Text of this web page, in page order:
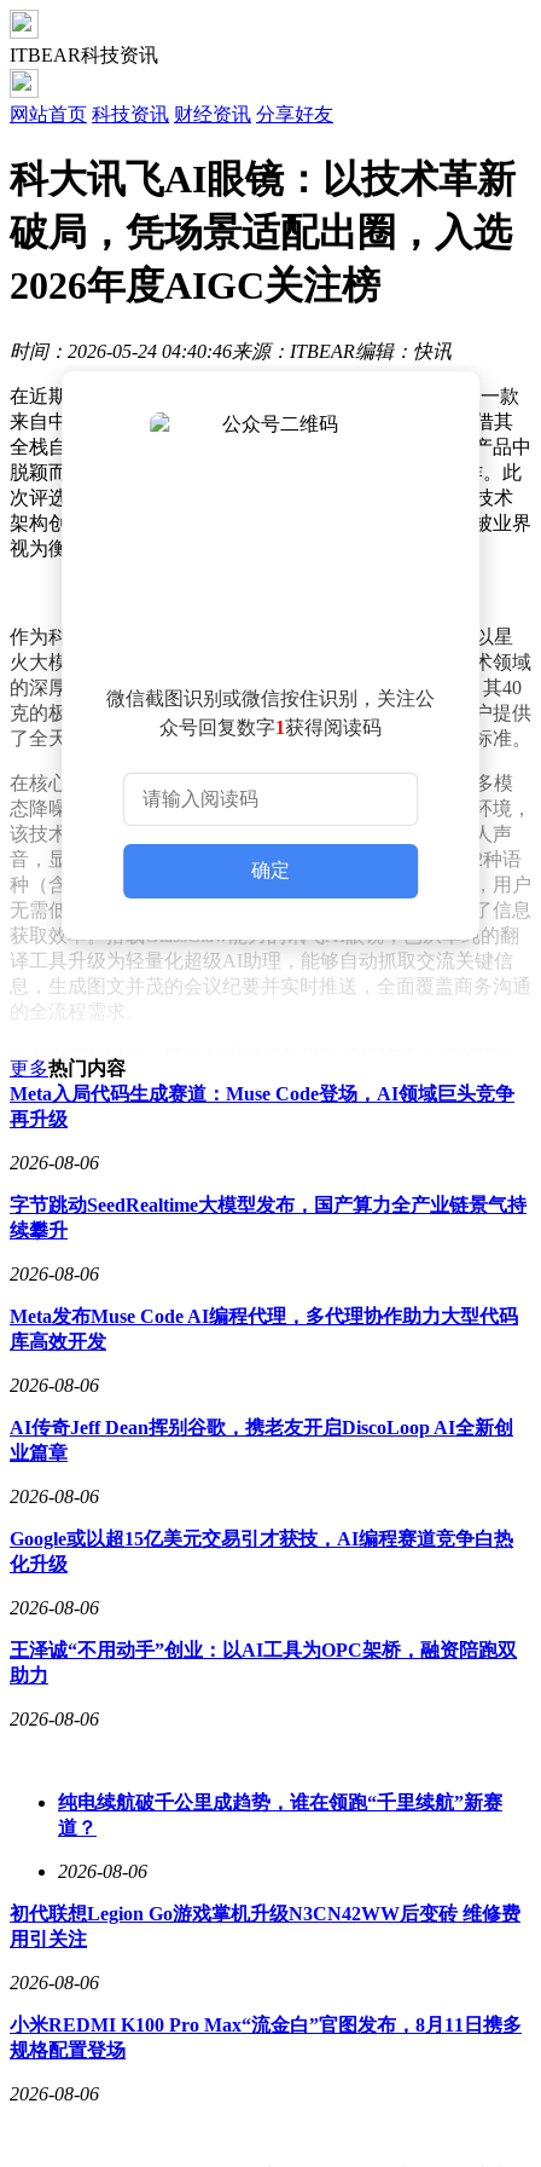
ITBEAR科技资讯
网站首页 科技资讯 财经资讯 分享好友
科大讯飞AI眼镜：以技术革新
破局，凭场景适配出圈，入选
2026年度AIGC关注榜
时间：2026-05-24 04:40:46来源：ITBEAR编辑：快讯
在近期揭晓的“2026年度值得关注的AIGC产品”评选中，一款
来自中国科技企业的智能穿戴设备——讯飞AI眼镜，凭借其
全栈自研的技术实力与跨场景的实用价值，从众多参评产品中
脱颖而出，成为智能穿戴领域AIGC技术落地的典范之作。此
次评选覆盖AI内容创作、工业设计等多个前沿领域，以技术
架构创新、场景适配能力及商业落地价值为核心标准，被业界
视为衡量AIGC产业成熟度的重要参考。
作为科大讯飞在智能穿戴领域的核心成果，讯飞AI眼镜以星
火大模型为技术底座，融合了该企业二十余年在语音技术领域
的深厚积累，实现了AIGC技术与硬件终端的深度融合。其40
克的极致轻量化设计，突破了行业传统重量限制，为用户提供
了全天候的舒适佩戴体验，重新定义了智能眼镜的佩戴标准。
在核心技术层面，讯飞AI眼镜创新性地引入了唇动识别多模
态降噪技术。针对展会、酒会、多语种会议等复杂高噪环境，
该技术通过视觉与音频双通道协同工作，精准锁定讲话人声
音，显著提升了语音识别与翻译的准确率。产品支持122种语
种（含口音）的实时翻译功能，译文可直接投射至镜片，用户
无需低头查看设备，既保持了沟通的自然流畅，又提高了信息
获取效率。搭载GlassClaw能力的讯飞AI眼镜，已从单纯的翻
译工具升级为轻量化超级AI助理，能够自动抓取交流关键信
息，生成图文并茂的会议纪要并实时推送，全面覆盖商务沟通
的全流程需求。
自首次亮相以来，讯飞AI眼镜便凭借其卓越的技术表现获得
了国际市场的广泛认可。今年3月，该产品在西班牙巴塞罗那
MWC世界移动通信大会上全球首秀，即荣获美国头部科技媒
体Digital Trends颁发的2026 MWC Publisher Award，成为展会
期间备受瞩目的中国AI硬件产品之一。随后，在4月举行的第
了海内外客商的广泛关注与高度评价。此次入选“2026年度值
得关注的AIGC产品”，更是对其技术创新力、场景适配性与商
最新消息显示，这款承载着AIGC硬件落地重要使命的讯飞AI
眼镜，将于2026年5月28日在澳门威尼斯人金光会展中心举办
全球发布会。届时，这款集商务、出行、日常沟通于一体的
AI穿戴产品将正式面向大众用户推出，推动AIGC实用功能的
微信截图识别或微信按住识别，关注公
众号回复数字1获得阅读码
确定
更多热门内容
Meta入局代码生成赛道：Muse Code登场，AI领域巨头竞争
再升级
2026-08-06
字节跳动SeedRealtime大模型发布，国产算力全产业链景气持
续攀升
2026-08-06
Meta发布Muse Code AI编程代理，多代理协作助力大型代码
库高效开发
2026-08-06
AI传奇Jeff Dean挥别谷歌，携老友开启DiscoLoop AI全新创
业篇章
2026-08-06
Google或以超15亿美元交易引才获技，AI编程赛道竞争白热
化升级
2026-08-06
王泽诚“不用动手”创业：以AI工具为OPC架桥，融资陪跑双
助力
2026-08-06
纯电续航破千公里成趋势，谁在领跑“千里续航”新赛
道？
2026-08-06
初代联想Legion Go游戏掌机升级N3CN42WW后变砖 维修费
用引关注
2026-08-06
小米REDMI K100 Pro Max“流金白”官图发布，8月11日携多
规格配置登场
2026-08-06